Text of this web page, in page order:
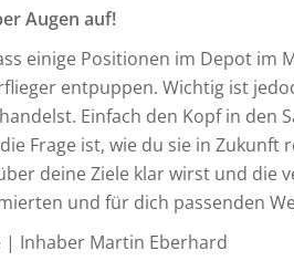
Augen auf!
einige Positionen im Depot im
entpuppen. Wichtig ist
Einfach den Kopf in den
Frage ist, wie du sie in
deine Ziele klar wirst und die
und für dich passenden
Inhaber Martin Eberhard